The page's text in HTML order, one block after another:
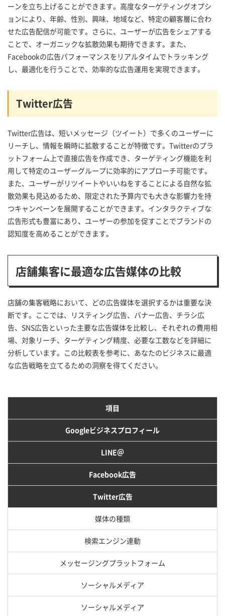
ーンを立ち上げることができます。高度なターゲティングオプシ
ョンにより、年齢、性別、興味、地域など、特定の顧客層に合わ
せた広告配信が可能です。さらに、ユーザーが広告をシェアする
ことで、オーガニックな拡散効果も期待できます。また、
Facebookの広告パフォーマンスをリアルタイムでトラッキング
し、最適化を行うことで、効率的な広告運用を実現できます。
Twitter広告
Twitter広告は、短いメッセージ（ツイート）で多くのユーザーに
リーチし、情報を瞬時に拡散することが特徴です。Twitterのプラ
ットフォーム上で直接広告を作成でき、ターゲティング機能を利
用して特定のユーザーグループに効率的にアプローチ可能です。
また、ユーザーがリツイートやいいねをすることによる自然な拡
散効果も見込めるため、限定された予算内でも大きな影響力を持
つキャンペーンを展開することができます。インタラクティブな
広告形式も豊富にあり、ユーザーの参加を促すことでブランドの
認知度を高めることができます。
店舗集客に最適な広告媒体の比較
店舗の集客戦略において、どの広告媒体を選択するかは重要な決
断です。ここでは、リスティング広告、バナー広告、チラシ広
告、SNS広告といった主要な広告媒体を比較し、それぞれの費用相
場、対象リーチ、ターゲティング精度、必要な工数などを詳細に
分析しています。この比較表を参考に、あなたのビジネスに最適
な広告戦略を立てるための洞察を得てください。
項目
Googleビジネスプロフィール
LINE＠
Facebook広告
Twitter広告
媒体の種類
検索エンジン連動
メッセージングプラットフォーム
ソーシャルメディア
ソーシャルメディア